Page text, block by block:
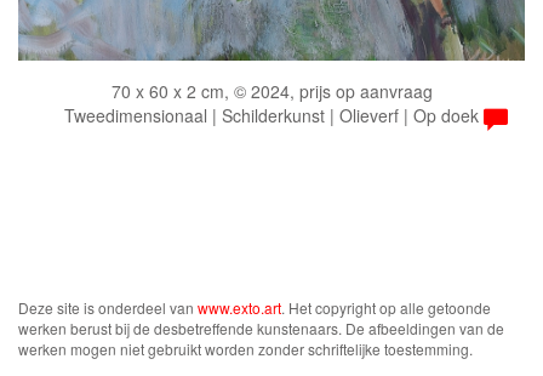
70 x 60 x 2 cm, © 2024, prijs op aanvraag
Tweedimensionaal | Schilderkunst | Olieverf | Op doek
Deze site is onderdeel van www.exto.art. Het copyright op alle getoonde
werken berust bij de desbetreffende kunstenaars. De afbeeldingen van de
werken mogen niet gebruikt worden zonder schriftelijke toestemming.